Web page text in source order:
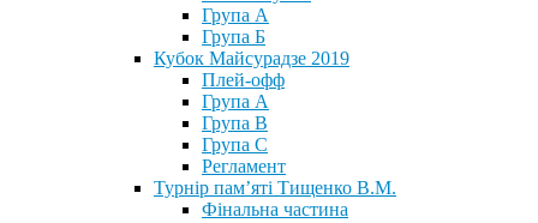
Група А
Група Б
Кубок Майсурадзе 2019
Плей-офф
Група А
Група В
Група С
Регламент
Турнір пам’яті Тищенко В.М.
Фінальна частина